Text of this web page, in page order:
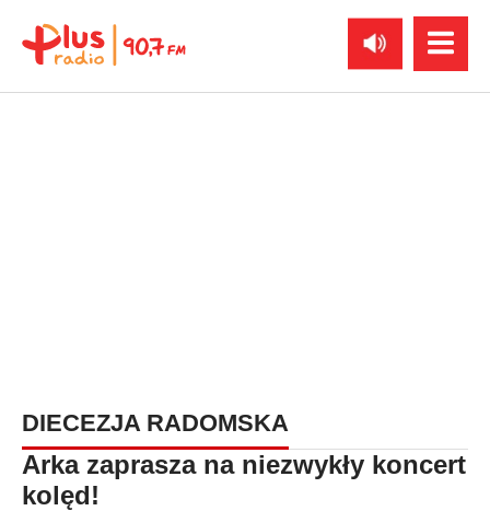
DIECEZJA RADOMSKA
Arka zaprasza na niezwykły koncert
kolęd!